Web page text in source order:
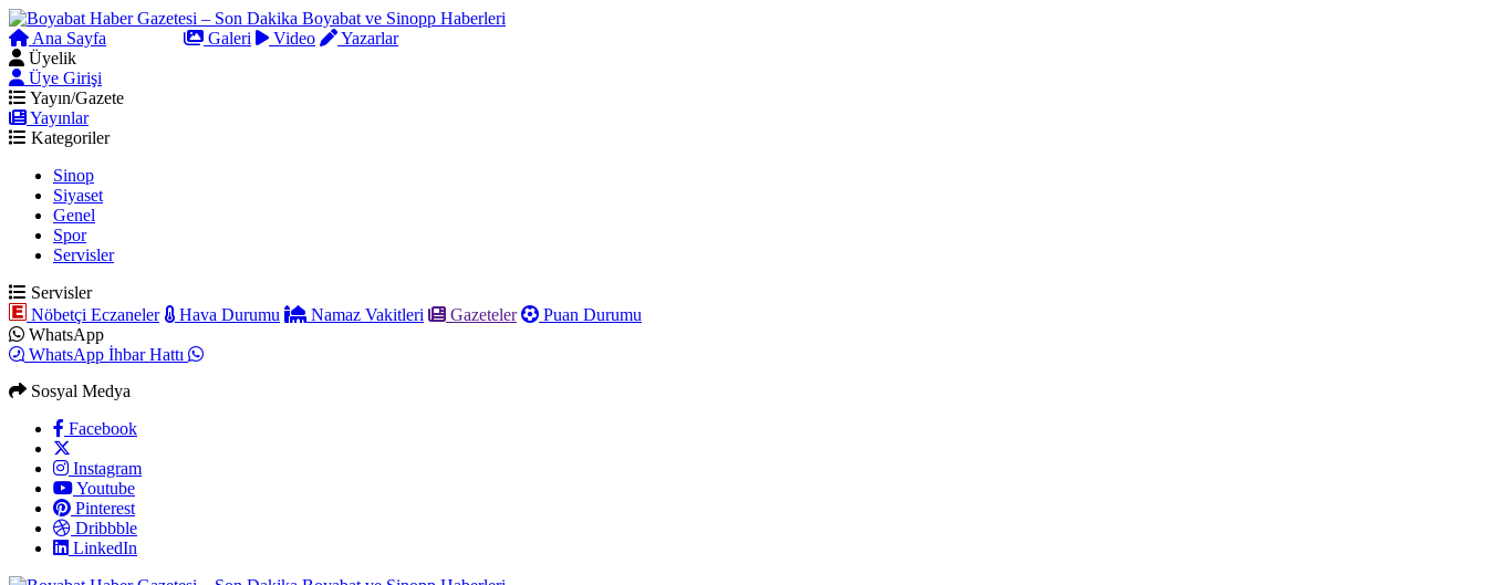
Ana Sayfa Galeri Video
Yazarlar
Üyelik
Üye Girişi
Yayın/Gazete
Yayınlar
Kategoriler
Sinop
Siyaset
Genel
Spor
Servisler
Servisler
Nöbetçi Eczaneler
Hava Durumu Namaz Vakitleri Gazeteler
Puan Durumu
WhatsApp
WhatsApp İhbar Hattı
Sosyal Medya
Facebook
Instagram
Youtube
Pinterest
Dribbble
LinkedIn